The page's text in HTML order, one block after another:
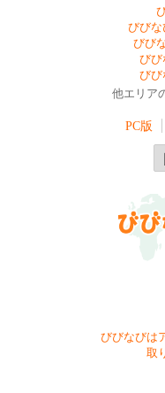
びびな
びび
びび
びび
他エリア
PC版
びびなびは
取